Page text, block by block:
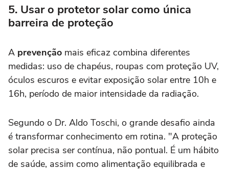
5. Usar o protetor solar como única
barreira de proteção
A prevenção mais eficaz combina diferentes
medidas: uso de chapéus, roupas com proteção UV,
óculos escuros e evitar exposição solar entre 10h e
16h, período de maior intensidade da radiação.
Segundo o Dr. Aldo Toschi, o grande desafio ainda
é transformar conhecimento em rotina. "A proteção
solar precisa ser contínua, não pontual. É um hábito
de saúde, assim como alimentação equilibrada e